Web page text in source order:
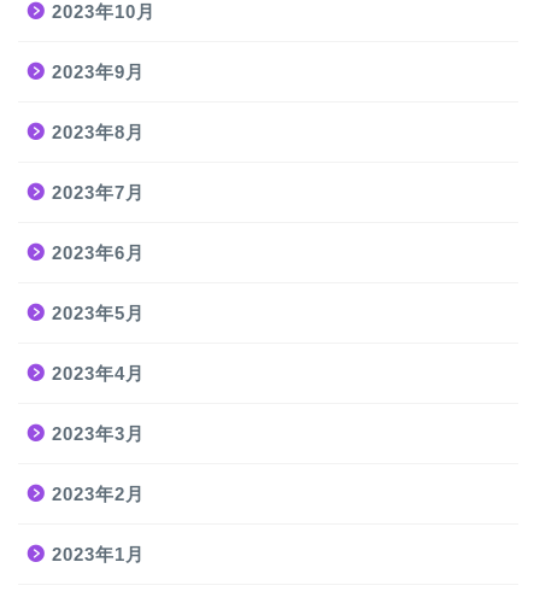
2023年10月
2023年9月
2023年8月
2023年7月
2023年6月
2023年5月
2023年4月
2023年3月
2023年2月
2023年1月